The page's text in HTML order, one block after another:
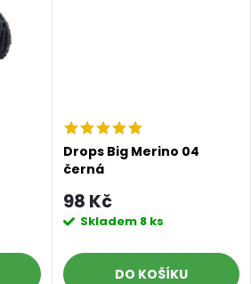
Drops Big Merino 04
černá
98 Kč
Skladem 8 ks
DO KOŠÍKU